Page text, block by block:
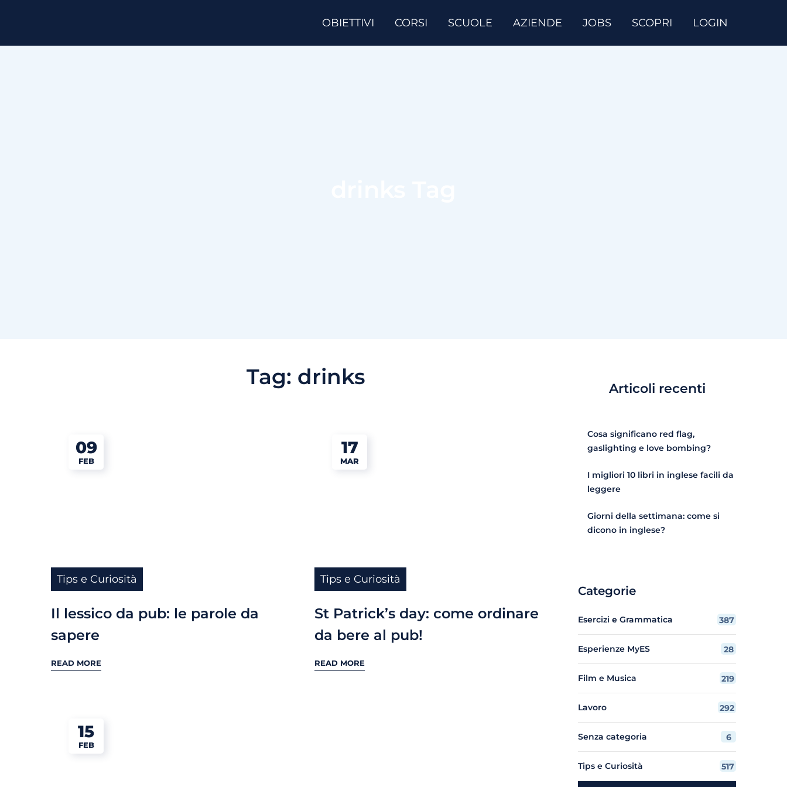
OBIETTIVI CORSI SCUOLE AZIENDE JOBS SCOPRI LOGIN
Tag: drinks
09
FEB
Tips e Curiosità
Il lessico da pub: le parole da
sapere
READ MORE
17
MAR
Tips e Curiosità
St Patrick’s day: come ordinare
da bere al pub!
READ MORE
15
FEB
Articoli recenti
Cosa significano red flag,
gaslighting e love bombing?
I migliori 10 libri in inglese facili da
leggere
Giorni della settimana: come si
dicono in inglese?
Categorie
Esercizi e Grammatica 387
Esperienze MyES 28
Film e Musica 219
Lavoro 292
Senza categoria 6
Tips e Curiosità 517